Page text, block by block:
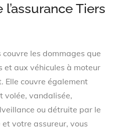
l’assurance Tiers
couvre les dommages que
et aux véhicules à moteur
Elle couvre également
volée, vandalisée,
ou détruite par le
votre assureur, vous